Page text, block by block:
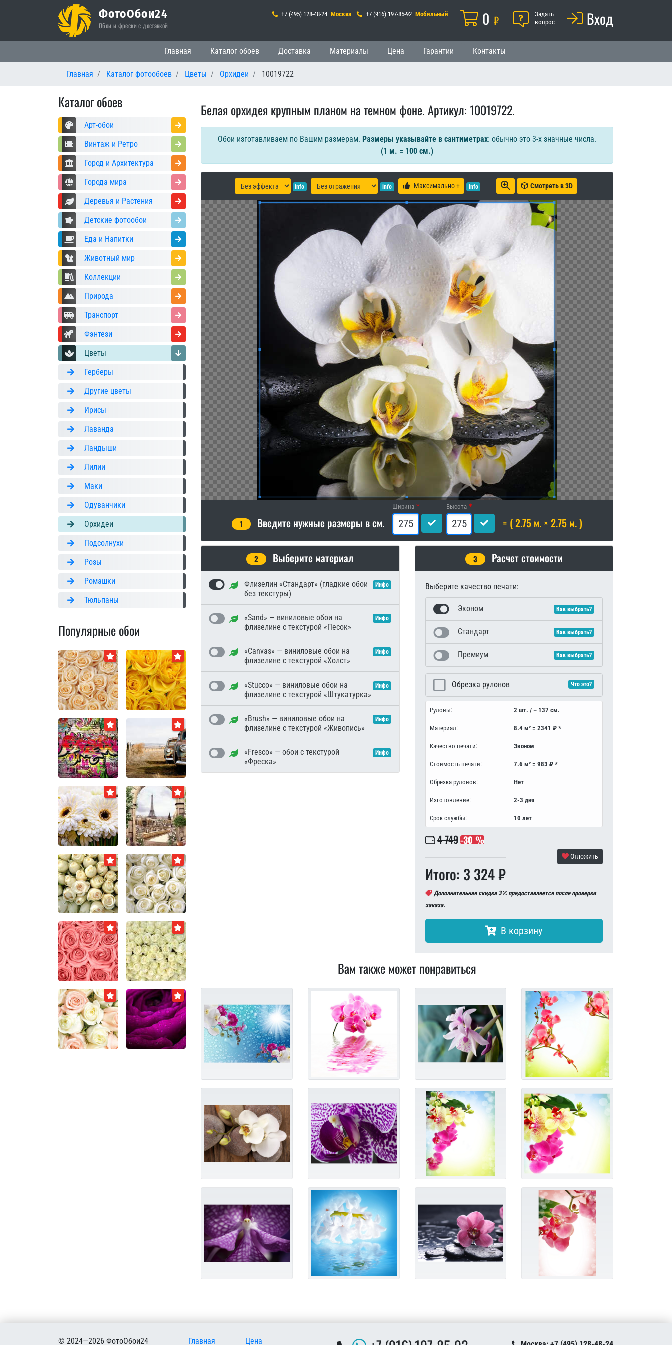
ФотоОбои24
Обои и фрески с доставкой
+7 (495) 128-48-24 Москва +7 (916) 197-85-92 Мобильный Корзина
0 ₽ ПомощьЗадать
вопрос
Вход
Основная навигация
Главная Каталог обоев Доставка Материалы Цена Гарантии Контакты
Главная Каталог фотообоев Цветы Орхидеи 10019722
Каталог обоев
Арт-обои
Винтаж и Ретро
Город и Архитектура
Города мира
Деревья и Растения
Детские фотообои
Еда и Напитки
Животный мир
Коллекции
Природа
Транспорт
Фэнтези
Цветы
Герберы
Другие цветы
Ирисы
Лаванда
Ландыши
Лилии
Маки
Одуванчики
Орхидеи
Подсолнухи
Розы
Ромашки
Тюльпаны
Популярные обои
Белая орхидея крупным планом на темном фоне. Артикул: 10019722.
Обои изготавливаем по Вашим размерам. Размеры указывайте в сантиметрах: обычно это 3-х значные числа.
(1 м. = 100 см.)
info info Максимально + info Смотреть в 3D
1 Введите нужные размеры в см.
Ширина Высота
= ( 2.75 м. × 2.75 м. )
2 Выберите материал
Флизелин «Стандарт» (гладкие обои
без текстуры)
Инфо
«Sand» — виниловые обои на
флизелине с текстурой «Песок»
Инфо
«Canvas» — виниловые обои на
флизелине с текстурой «Холст»
Инфо
«Stucco» — виниловые обои на
флизелине с текстурой «Штукатурка»
Инфо
«Brush» — виниловые обои на
флизелине с текстурой «Живопись»
Инфо
«Fresco» — обои с текстурой
«Фреска»
Инфо
3 Расчет стоимости
Выберите качество печати:
Эконом Как выбрать?
Стандарт Как выбрать?
Премиум Как выбрать?
Обрезка рулонов Что это?
Рулоны: 2 шт. / ~ 137 см.
Материал: 8.4 м² = 2341 ₽ *
Качество печати: Эконом
Стоимость печати: 7.6 м² = 983 ₽ *
Обрезка рулонов: Нет
Изготовление: 2-3 дня
Срок службы: 10 лет
4 749-30 %
Итого: 3 324 ₽
Отложить
Дополнительная скидка 3 предоставляется после проверки
заказа.
В корзину
Вам также может понравиться
© 2024—2026 ФотоОбои24 Главная Цена